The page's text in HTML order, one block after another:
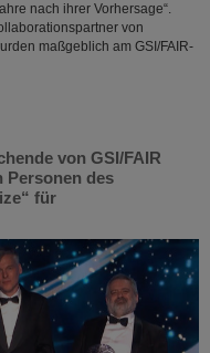
nach ihrer Vorhersage“.
von
maßgeblich am GSI/FAIR-
von GSI/FAIR
Personen des
für